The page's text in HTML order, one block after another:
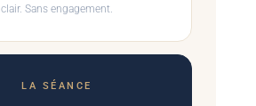
clair. Sans engagement.
LA SÉANCE